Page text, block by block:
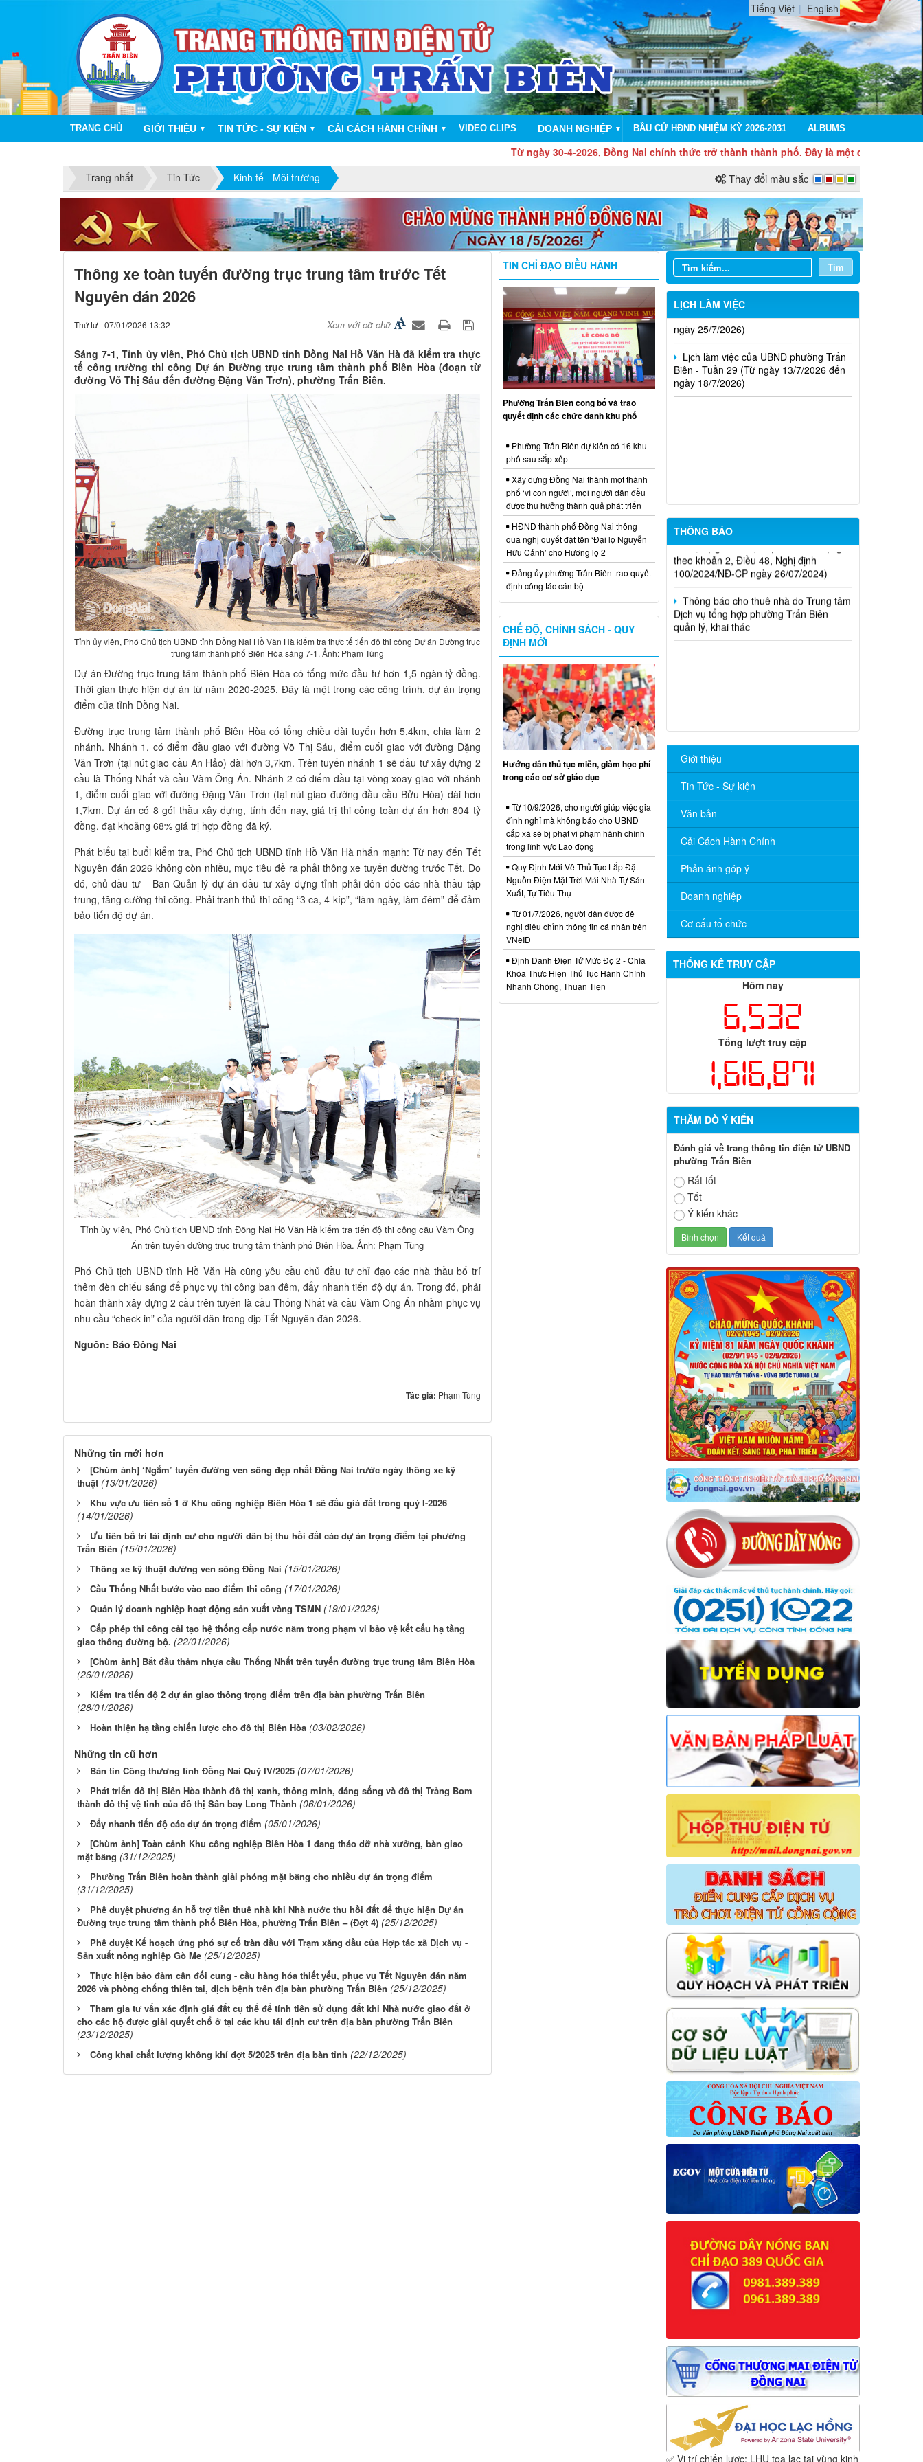
Tiếng Việt English
TRANG CHỦ GIỚI THIỆU ▼ TIN TỨC - SỰ KIỆN ▼ CẢI CÁCH HÀNH CHÍNH ▼ VIDEO CLIPS DOANH NGHIỆP ▼ BẦU CỬ HĐND NHIỆM KỲ 2026-2031 ALBUMS
Từ ngày 30-4-2026, Đồng Nai chính thức trở thành thành phố. Đây là một dấu mốc có ý
Trang nhất
Tin Tức Kinh tế - Môi trường Thay đổi màu sắc
Thông xe toàn tuyến đường trục trung tâm trước Tết
Nguyên đán 2026
Thứ tư - 07/01/2026 13:32 Xem với cỡ chữ
Sáng 7-1, Tỉnh ủy viên, Phó Chủ tịch UBND tỉnh Đồng Nai Hồ Văn Hà đã kiểm tra thực
tế công trường thi công Dự án Đường trục trung tâm thành phố Biên Hòa (đoạn từ
đường Võ Thị Sáu đến đường Đặng Văn Trơn), phường Trấn Biên.
Tỉnh ủy viên, Phó Chủ tịch UBND tỉnh Đồng Nai Hồ Văn Hà kiểm tra thực tế tiến độ thi công Dự án Đường trục
trung tâm thành phố Biên Hòa sáng 7-1. Ảnh: Phạm Tùng
Dự án Đường trục trung tâm thành phố Biên Hòa có tổng mức đầu tư hơn 1,5 ngàn tỷ đồng.
Thời gian thực hiện dự án từ năm 2020-2025. Đây là một trong các công trình, dự án trọng
điểm của tỉnh Đồng Nai.
Đường trục trung tâm thành phố Biên Hòa có tổng chiều dài tuyến hơn 5,4km, chia làm 2
nhánh. Nhánh 1, có điểm đầu giao với đường Võ Thị Sáu, điểm cuối giao với đường Đặng
Văn Trơn (tại nút giao cầu An Hảo) dài hơn 3,7km. Trên tuyến nhánh 1 sẽ đầu tư xây dựng 2
cầu là Thống Nhất và cầu Vàm Ông Án. Nhánh 2 có điểm đầu tại vòng xoay giao với nhánh
1, điểm cuối giao với đường Đặng Văn Trơn (tại nút giao đường đầu cầu Bửu Hòa) dài hơn
1,7km. Dự án có 8 gói thầu xây dựng, tính đến nay, giá trị thi công toàn dự án hơn 804 tỷ
đồng, đạt khoảng 68% giá trị hợp đồng đã ký.
Phát biểu tại buổi kiểm tra, Phó Chủ tịch UBND tỉnh Hồ Văn Hà nhấn mạnh: Từ nay đến Tết
Nguyên đán 2026 không còn nhiều, mục tiêu đề ra phải thông xe tuyến đường trước Tết. Do
đó, chủ đầu tư - Ban Quản lý dự án đầu tư xây dựng tỉnh phải đôn đốc các nhà thầu tập
trung, tăng cường thi công. Phải tranh thủ thi công “3 ca, 4 kíp”, “làm ngày, làm đêm” để đảm
bảo tiến độ dự án.
Tỉnh ủy viên, Phó Chủ tịch UBND tỉnh Đồng Nai Hồ Văn Hà kiểm tra tiến độ thi công cầu Vàm Ông
Án trên tuyến đường trục trung tâm thành phố Biên Hòa. Ảnh: Phạm Tùng
Phó Chủ tịch UBND tỉnh Hồ Văn Hà cũng yêu cầu chủ đầu tư chỉ đạo các nhà thầu bố trí
thêm đèn chiếu sáng để phục vụ thi công ban đêm, đẩy nhanh tiến độ dự án. Trong đó, phải
hoàn thành xây dựng 2 cầu trên tuyến là cầu Thống Nhất và cầu Vàm Ông Án nhằm phục vụ
nhu cầu “check-in” của người dân trong dịp Tết Nguyên đán 2026.
Nguồn: Báo Đồng Nai
Tác giả: Phạm Tùng
Những tin mới hơn
[Chùm ảnh] ‘Ngắm’ tuyến đường ven sông đẹp nhất Đồng Nai trước ngày thông xe kỹ
thuật (13/01/2026)
Khu vực ưu tiên số 1 ở Khu công nghiệp Biên Hòa 1 sẽ đấu giá đất trong quý I-2026
(14/01/2026)
Ưu tiên bố trí tái định cư cho người dân bị thu hồi đất các dự án trọng điểm tại phường
Trấn Biên (15/01/2026)
Thông xe kỹ thuật đường ven sông Đồng Nai (15/01/2026)
Cầu Thống Nhất bước vào cao điểm thi công (17/01/2026)
Quản lý doanh nghiệp hoạt động sản xuất vàng TSMN (19/01/2026)
Cấp phép thi công cải tạo hệ thống cấp nước nằm trong phạm vi bảo vệ kết cấu hạ tầng
giao thông đường bộ. (22/01/2026)
[Chùm ảnh] Bắt đầu thảm nhựa cầu Thống Nhất trên tuyến đường trục trung tâm Biên Hòa
(26/01/2026)
Kiểm tra tiến độ 2 dự án giao thông trọng điểm trên địa bàn phường Trấn Biên
(28/01/2026)
Hoàn thiện hạ tầng chiến lược cho đô thị Biên Hòa (03/02/2026)
Những tin cũ hơn
Bản tin Công thương tỉnh Đồng Nai Quý IV/2025 (07/01/2026)
Phát triển đô thị Biên Hòa thành đô thị xanh, thông minh, đáng sống và đô thị Trảng Bom
thành đô thị vệ tinh của đô thị Sân bay Long Thành (06/01/2026)
Đẩy nhanh tiến độ các dự án trọng điểm (05/01/2026)
[Chùm ảnh] Toàn cảnh Khu công nghiệp Biên Hòa 1 đang tháo dỡ nhà xưởng, bàn giao
mặt bằng (31/12/2025)
Phường Trấn Biên hoàn thành giải phóng mặt bằng cho nhiều dự án trọng điểm
(31/12/2025)
Phê duyệt phương án hỗ trợ tiền thuê nhà khi Nhà nước thu hồi đất để thực hiện Dự án
Đường trục trung tâm thành phố Biên Hòa, phường Trấn Biên – (Đợt 4) (25/12/2025)
Phê duyệt Kế hoạch ứng phó sự cố tràn dầu với Trạm xăng dầu của Hợp tác xã Dịch vụ -
Sản xuất nông nghiệp Gò Me (25/12/2025)
Thực hiện bảo đảm cân đối cung - cầu hàng hóa thiết yếu, phục vụ Tết Nguyên đán năm
2026 và phòng chống thiên tai, dịch bệnh trên địa bàn phường Trấn Biên (25/12/2025)
Tham gia tư vấn xác định giá đất cụ thể để tính tiền sử dụng đất khi Nhà nước giao đất ở
cho các hộ được giải quyết chổ ở tại các khu tái định cư trên địa bàn phường Trấn Biên
(23/12/2025)
Công khai chất lượng không khí đợt 5/2025 trên địa bàn tỉnh (22/12/2025)
Tìm
LỊCH LÀM VIỆC
Lịch làm việc của UBND phường Trấn
Biên - Tuần 32 (Từ ngày 03/8/2026 đến
ngày 08/8/2026)
Lịch làm việc của UBND phường Trấn
Biên - Tuần 31 (Từ ngày 27/7/2026 đến
ngày 01/8/2026)
Lịch làm việc của UBND phường Trấn
Biên - Tuần 30 (Từ ngày 20/7/2026 đến
ngày 25/7/2026)
Lịch làm việc của UBND phường Trấn
Biên - Tuần 29 (Từ ngày 13/7/2026 đến
ngày 18/7/2026)
THÔNG BÁO
Thông báo Về việc cấp lại Giấy đăng
ký hoạt động và cập nhập sự thay đổi
nội dung Giấy đăng ký hoạt động của
nhân, hộ gia đình (thuộc các đối tượng
theo khoản 2, Điều 48, Nghị định
100/2024/NĐ-CP ngày 26/07/2024)
Thông báo cho thuê nhà do Trung tâm
Dịch vụ tổng hợp phường Trấn Biên
quản lý, khai thác
Giới thiệu
Tin Tức - Sự kiện
Văn bản
Cải Cách Hành Chính
Phản ánh góp ý
Doanh nghiệp
Cơ cấu tổ chức
THỐNG KÊ TRUY CẬP
Hôm nay
6,532
Tổng lượt truy cập
1,616,871
THĂM DÒ Ý KIẾN
Đánh giá về trang thông tin điện tử UBND
phường Trấn Biên
Rất tốt
Tốt
Ý kiến khác
✅ Vị trí chiến lược: LHU tọa lạc tại vùng kinh
TIN CHỈ ĐẠO ĐIỀU HÀNH
Phường Trấn Biên công bố và trao
quyết định các chức danh khu phố
Phường Trấn Biên dự kiến có 16 khu
phố sau sắp xếp
Xây dựng Đồng Nai thành một thành
phố ‘vì con người’, mọi người dân đều
được thụ hưởng thành quả phát triển
HĐND thành phố Đồng Nai thông
qua nghị quyết đặt tên ‘Đại lộ Nguyễn
Hữu Cảnh’ cho Hương lộ 2
Đảng ủy phường Trấn Biên trao quyết
định công tác cán bộ
CHẾ ĐỘ, CHÍNH SÁCH - QUY
ĐỊNH MỚI
Hướng dẫn thủ tục miễn, giảm học phí
trong các cơ sở giáo dục
Từ 10/9/2026, cho người giúp việc gia
đình nghỉ mà không báo cho UBND
cấp xã sẽ bị phạt vi phạm hành chính
trong lĩnh vực Lao động
Quy Định Mới Về Thủ Tục Lắp Đặt
Nguồn Điện Mặt Trời Mái Nhà Tự Sản
Xuất, Tự Tiêu Thụ
Từ 01/7/2026, người dân được đề
nghị điều chỉnh thông tin cá nhân trên
VNeID
Định Danh Điện Tử Mức Độ 2 - Chìa
Khóa Thực Hiện Thủ Tục Hành Chính
Nhanh Chóng, Thuận Tiện